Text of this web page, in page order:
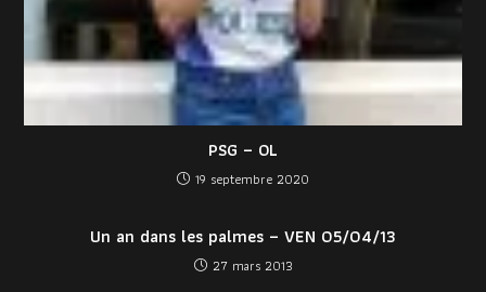
PSG – OL
19 septembre 2020
Un an dans les palmes – VEN 05/04/13
27 mars 2013